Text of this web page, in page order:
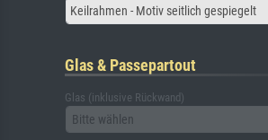
Keilrahmen - Motiv seitlich gespiegelt
Glas & Passepartout
Glas (inklusive Rückwand)
Bitte wählen